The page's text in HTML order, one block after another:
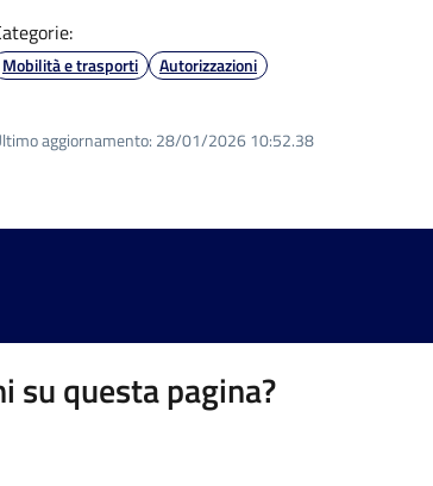
Mobilità e trasporti Autorizzazioni
aggiornamento: 28/01/2026 10:52.38
su questa pagina?